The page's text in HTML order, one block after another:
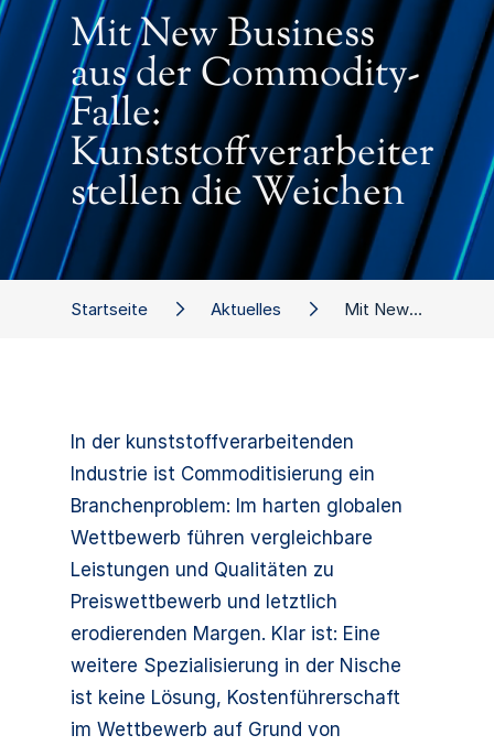
In der kunststoffverarbeitenden
Industrie ist Commoditisierung ein
Branchenproblem: Im harten globalen
Wettbewerb führen vergleichbare
Leistungen und Qualitäten zu
Preiswettbewerb und letztlich
erodierenden Margen. Klar ist: Eine
weitere Spezialisierung in der Nische
ist keine Lösung, Kostenführerschaft
im Wettbewerb auf Grund von
Startseite Aktuelles Mit New Business aus der Commodity-Falle: Kunststoffverarbeiter stellen die Weichen
Mit New Business
aus der Commodity-
Falle:
Kunststoffverarbeiter
stellen die Weichen